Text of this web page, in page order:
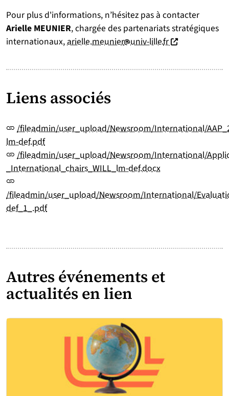
Pour plus d'informations, n’hésitez pas à contacter
Arielle MEUNIER, chargée des partenariats stratégiques
internationaux,arielle.meunier [at]
univ-lille[point]
fr(nouvelle
Liens associés
/fileadmin/user_upload/Newsroom/International/
lm-def.pdf
/fileadmin/user_upload/Newsroom/International/
_International_chairs_WILL_lm-def.docx
/fileadmin/user_upload/Newsroom/International/
def_1_.pdf
Autres événements et
actualités en lien